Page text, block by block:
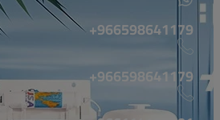
966598641179+
966598641179+